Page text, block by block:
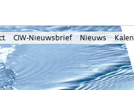
CIW-Nieuwsbrief Nieuws